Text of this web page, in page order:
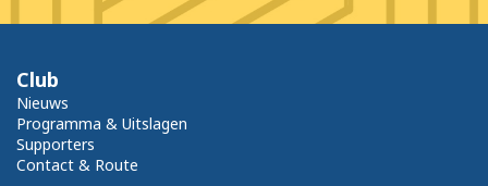
Club
Nieuws
Programma & Uitslagen
Supporters
Contact & Route